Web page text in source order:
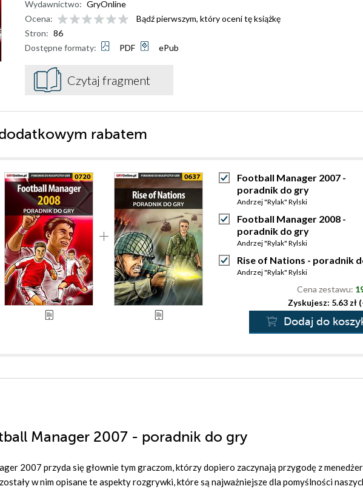
Wydawnictwo: GryOnline
Ocena:
Bądź pierwszym, który oceni tę książkę
Stron: 86
Dostępne formaty:
PDF ePub
Czytaj fragment
rabatem
Football Manager 2007 -
poradnik do gry
Andrzej "Rylak" Rylski
Football Manager 2008 -
poradnik do gry
Andrzej "Rylak" Rylski
Rise of Nations - poradnik
Andrzej "Rylak" Rylski
Cena zestawu:
Zyskujesz: 5.63 zł
Dodaj do
Manager 2007 - poradnik do gry
2007 przyda się głownie tym graczom, którzy dopiero zaczynają przygodę z
w nim opisane te aspekty rozgrywki, które są najważniejsze dla pomyślności